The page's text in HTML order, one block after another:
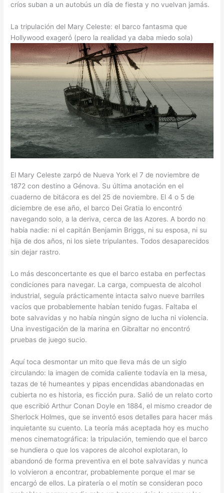
críos suban a un autobús un día de fiesta y no vuelvan jamás.
La tripulación del Mary Celeste: el barco fantasma que
Hollywood exageró (pero la realidad ya daba miedo sola)
El Mary Celeste zarpó de Nueva York el 7 de noviembre de
1872 con destino a Génova. Su última anotación en el
cuaderno de bitácora es del 25 de noviembre. El 4 o 5 de
diciembre de ese año, el barco Dei Gratia lo encontró
navegando solo, a la deriva, cerca de las Azores. A bordo no
había nadie: ni el capitán Benjamin Briggs, ni su esposa, ni su
hija de dos años, ni los siete tripulantes. Todos desaparecidos
sin dejar rastro.
Lo más desconcertante es que el barco estaba en perfectas
condiciones para navegar. La carga, compuesta de alcohol
industrial, seguía prácticamente intacta salvo nueve barriles
vacíos que probablemente habían tenido fugas. Faltaba el
bote salvavidas y no había ningún signo de lucha ni violencia.
Una investigación de la marina en Gibraltar no encontró
pruebas de juego sucio.
Aquí toca desmontar un mito que lleva más de un siglo
circulando: la imagen de comida caliente todavía en la mesa,
tazas de té humeantes y pipas encendidas abandonadas en
cubierta no es historia, es ficción pura. Salió de un relato corto
que escribió Arthur Conan Doyle en 1884, el mismo creador de
Sherlock Holmes, que se inventó esos detalles para hacer más
inquietante su cuento. La teoría más aceptada hoy es mucho
menos cinematográfica: la tripulación, temiendo que el barco
se hundiera o que los vapores de alcohol explotaran, lo
abandonó de forma preventiva en el bote salvavidas y nunca
lo volvieron a encontrar, probablemente porque el mar se
encargó de ellos. La piratería o el motín se consideran poco